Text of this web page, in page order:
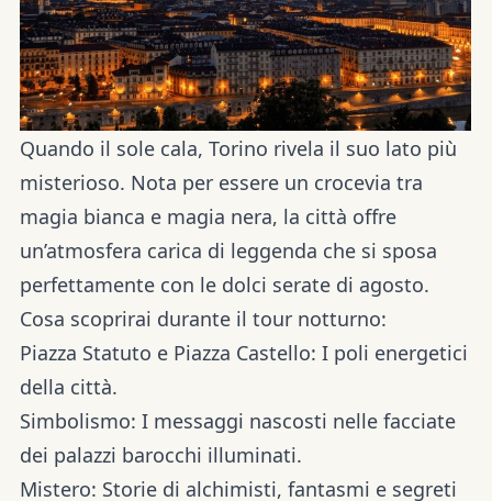
Quando il sole cala, Torino rivela il suo lato più
misterioso. Nota per essere un crocevia tra
magia bianca e magia nera, la città offre
un’atmosfera carica di leggenda che si sposa
perfettamente con le dolci serate di agosto.
Cosa scoprirai durante il tour notturno:
Piazza Statuto e Piazza Castello: I poli energetici
della città.
Simbolismo: I messaggi nascosti nelle facciate
dei palazzi barocchi illuminati.
Mistero: Storie di alchimisti, fantasmi e segreti